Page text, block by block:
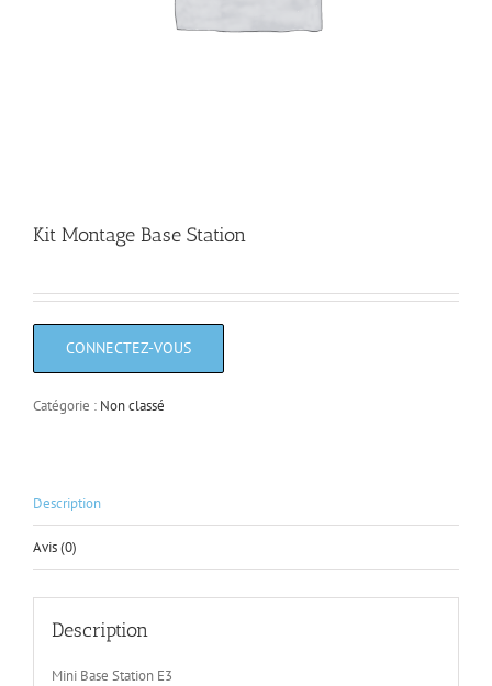
Kit Montage Base Station
Catégorie : Non classé
Description
Avis (0)
Description
Mini Base Station E3